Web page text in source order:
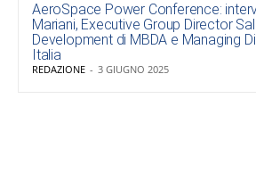
AeroSpace Power Conference:
Mariani, Executive Group Director
Development di MBDA e Managing
Italia
REDAZIONE - 3 GIUGNO 2025